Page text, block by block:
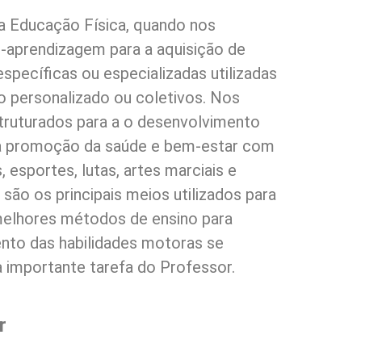
Física, quando nos
para a aquisição de
ou especializadas utilizadas
personalizado ou coletivos. Nos
para a o desenvolvimento
da saúde e bem-estar com
esportes, lutas, artes marciais e
os principais meios utilizados para
métodos de ensino para
das habilidades motoras se
importante tarefa do Professor.